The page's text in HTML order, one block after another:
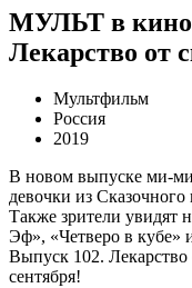
МУЛЬТ в
Лекарство от
Мультфильм
Россия
2019
В новом выпуске ми-
девочки из Сказочного
Также зрители увидят
Эф», «Четверо в
Выпуск 102.
сентября!